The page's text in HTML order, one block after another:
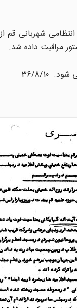
شهربانى قم
مراقبت داده شد.